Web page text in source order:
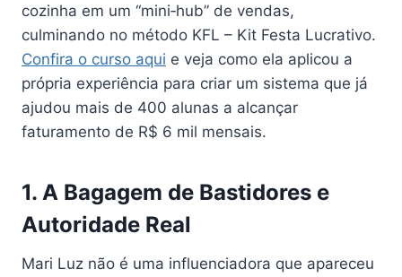
cozinha em um “mini‑hub” de vendas,
culminando no método KFL – Kit Festa Lucrativo.
Confira o curso aqui e veja como ela aplicou a
própria experiência para criar um sistema que já
ajudou mais de 400 alunas a alcançar
faturamento de R$ 6 mil mensais.
1. A Bagagem de Bastidores e
Autoridade Real
Mari Luz não é uma influenciadora que apareceu